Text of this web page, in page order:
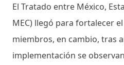
El Tratado entre México,
MEC) llegó para fortalecer
miembros, en cambio, tras
implementación se